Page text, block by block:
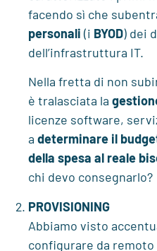
facendo sì che
personali (i BYOD) dei
dell’infrastruttura IT.
Nella fretta di non
è tralasciata la
licenze software,
a determinare il
della spesa al reale
chi devo consegnarlo?
PROVISIONING
Abbiamo visto
configurare da